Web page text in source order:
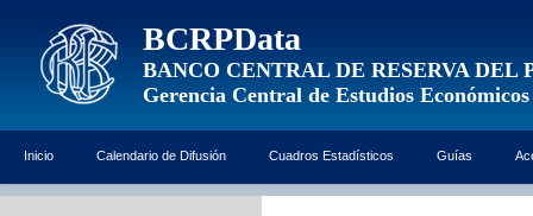
BCRPData
BANCO CENTRAL DE RESERVA DEL
Gerencia Central de Estudios Económicos
Inicio Calendario de Difusión Cuadros Estadísticos Guías